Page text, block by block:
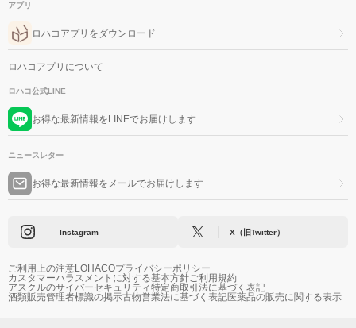
アプリ
ロハコアプリをダウンロード
ロハコアプリについて
ロハコ公式LINE
お得な最新情報をLINEでお届けします
ニュースレター
お得な最新情報をメールでお届けします
Instagram X（旧Twitter）
ご利用上の注意LOHACOプライバシーポリシー
カスタマーハラスメントに対する基本方針ご利用規約
アスクルのサイバーセキュリティ特定商取引法に基づく表記
酒類販売管理者標識の掲示古物営業法に基づく表記医薬品の販売に関する表示